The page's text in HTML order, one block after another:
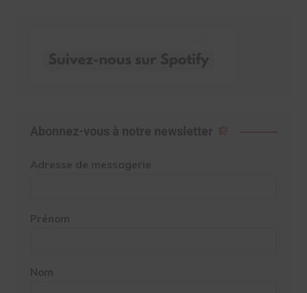
Abonnez-vous à notre newsletter
Adresse de messagerie
Prénom
Nom